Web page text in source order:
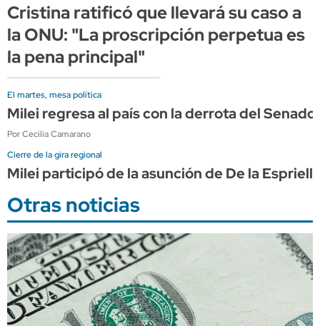
Cristina ratificó que llevará su caso a
la ONU: "La proscripción perpetua es
la pena principal"
El martes, mesa política
Milei regresa al país con la derrota del
Por Cecilia Camarano
Cierre de la gira regional
Milei participó de la asunción de De la
Otras noticias